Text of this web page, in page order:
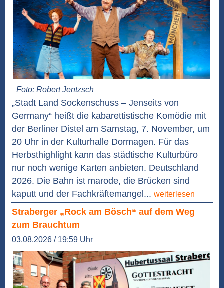
Foto: Robert Jentzsch
„Stadt Land Sockenschuss – Jenseits von
Germany“ heißt die kabarettistische Komödie mit
der Berliner Distel am Samstag, 7. November, um
20 Uhr in der Kulturhalle Dormagen. Für das
Herbsthighlight kann das städtische Kulturbüro
nur noch wenige Karten anbieten. Deutschland
2026. Die Bahn ist marode, die Brücken sind
kaputt und der Fachkräftemangel... weiterlesen
Straberger „Rock am Bösch“ auf dem Weg
zum Brauchtum
03.08.2026 / 19:59 Uhr